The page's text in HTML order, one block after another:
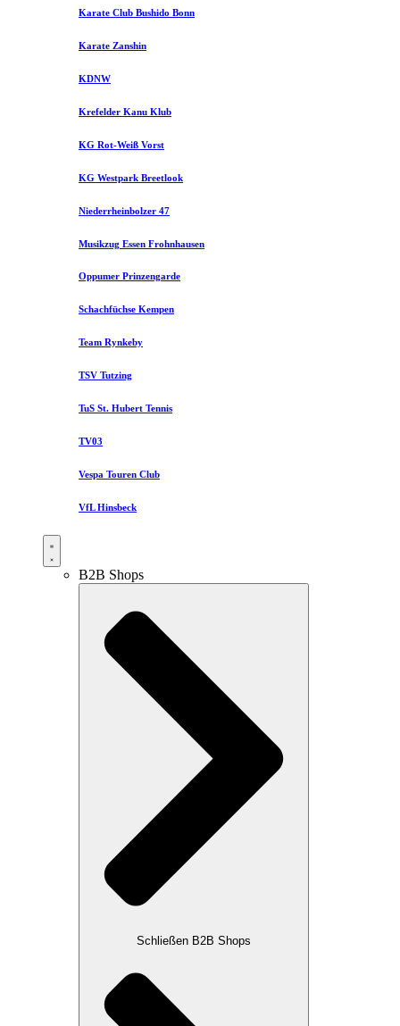
Karate Club Bushido Bonn
Karate Zanshin
KDNW
Krefelder Kanu Klub
KG Rot-Weiß Vorst
KG Westpark Breetlook
Niederrheinbolzer 47
Musikzug Essen Frohnhausen
Oppumer Prinzengarde
Schachfüchse Kempen
Team Rynkeby
TSV Tutzing
TuS St. Hubert Tennis
TV03
Vespa Touren Club
VfL Hinsbeck
B2B Shops
Schließen B2B Shops